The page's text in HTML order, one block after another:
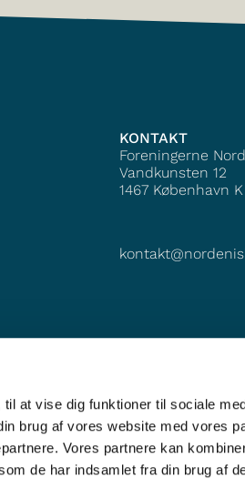
at vise dig funktioner til sociale
brug af vores website med vores
Vores partnere kan
de har indsamlet fra din brug af
KONTAKT
Foreningerne
Vandkunsten 12
1467 København K